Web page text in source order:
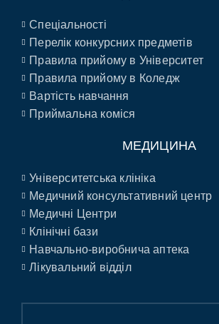
Спеціальності
Перелік конкурсних предметів
Правила прийому в Університет
Правила прийому в Коледж
Вартість навчання
Приймальна коміся
МЕДИЦИНА
Університетська клініка
Медичний консультативний центр
Медичні Центри
Клінічні бази
Навчально-виробнича аптека
Лікувальний відділ